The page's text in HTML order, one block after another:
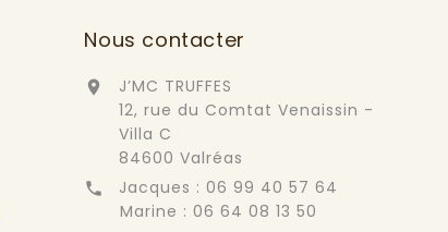
Nous contacter

J’MC TRUFFES
12, rue du Comtat Venaissin -
Villa C
84600 Valréas

Jacques : 06 99 40 57 64
Marine : 06 64 08 13 50